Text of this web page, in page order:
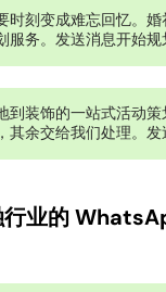
时刻变成难忘回忆。
服务。发送消息开始规
到装饰的一站式活动
其余交给我们处理。发
行业的